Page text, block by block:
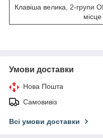
Клавіша велика, 2-групи
Умови доставки
Нова Пошта
Самовивіз
Всі умови доставки